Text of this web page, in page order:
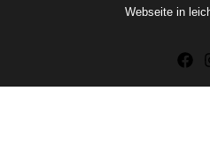
Webseite in